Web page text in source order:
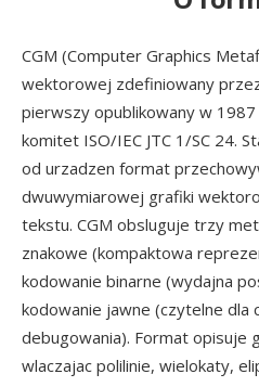
CGM (Computer Graphics
wektorowej zdefiniowany
pierwszy opublikowany w
komitet ISO/IEC JTC 1/SC 24.
od urzadzen format
dwuwymiarowej grafiki
tekstu. CGM obsluguje trzy
znakowe (kompaktowa
kodowanie binarne (wydajna
kodowanie jawne (czytelne dla
debugowania). Format opisuje
wlaczajac polilinie, wielokaty,